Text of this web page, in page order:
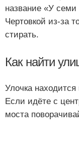
название «У семи
Чертовкой из-за
стирать.
Как найти
Улочка
Если идёте с
моста